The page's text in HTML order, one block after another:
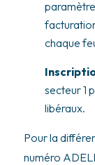
chaque
secteur 1
libéraux.
Pour la
numéro